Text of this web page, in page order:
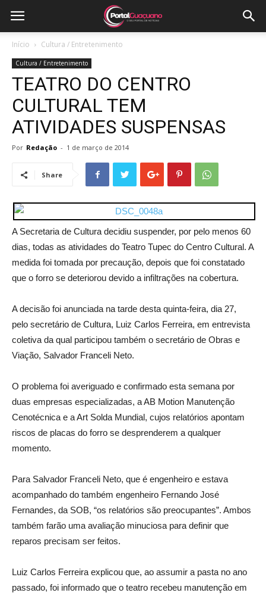
Início Cultura / Entretenimento
Cultura / Entretenimento
TEATRO DO CENTRO
CULTURAL TEM
ATIVIDADES SUSPENSAS
Por Redação - 1 de março de 2014
Share
A Secretaria de Cultura decidiu suspender, por pelo menos 60
dias, todas as atividades do Teatro Tupec do Centro Cultural. A
medida foi tomada por precaução, depois que foi constatado
que o forro se deteriorou devido a infiltrações na cobertura.
A decisão foi anunciada na tarde desta quinta-feira, dia 27,
pelo secretário de Cultura, Luiz Carlos Ferreira, em entrevista
coletiva da qual participou também o secretário de Obras e
Viação, Salvador Franceli Neto.
O problema foi averiguado e confirmado esta semana por
duas empresas especializadas, a AB Motion Manutenção
Cenotécnica e a Art Solda Mundial, cujos relatórios apontam
riscos de placas do forro se desprenderem a qualquer
momento.
Para Salvador Franceli Neto, que é engenheiro e estava
acompanhado do também engenheiro Fernando José
Fernandes, da SOB, “os relatórios são preocupantes”. Ambos
também farão uma avaliação minuciosa para definir que
reparos precisam ser feitos.
Luiz Carlos Ferreira explicou que, ao assumir a pasta no ano
passado, foi informado que o teatro recebeu manutenção em